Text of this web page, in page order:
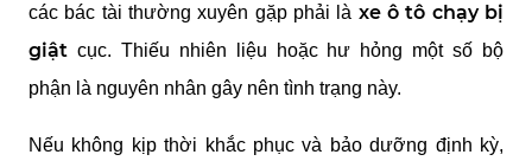
các bác tài thường xuyên gặp phải là xe ô tô chạy bị
giật cục. Thiếu nhiên liệu hoặc hư hỏng một số bộ
phận là nguyên nhân gây nên tình trạng này.
Nếu không kịp thời khắc phục và bảo dưỡng định kỳ,